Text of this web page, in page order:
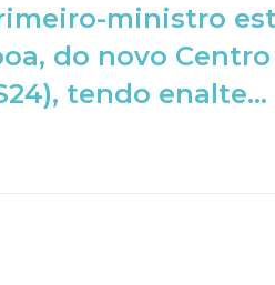
ministro
do novo
tendo enalte...